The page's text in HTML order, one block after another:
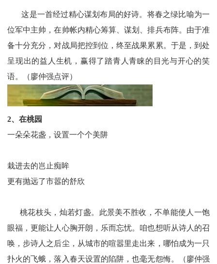
关
委
文
学
论
墨
香
文
这是一首经过精心谋划布局的好诗。将春之绿比喻为一
位军中主帅，在帅帐内精心筹算、谋划、排兵布阵。由于准
备十分充分，对战局把控到位，终至战果累累。于是，到处
呈现出的益人生机，赢得了踏青人青睐的目光与开心的笑
语。（廖仲强点评）
2、在桃园
一朵朵花盏，设置一个个美阱
栽进去的岂止痴眸
更有抛远了市嚣的舒欣
桃花枝头，灿若灯盏。此景美不胜收，不单能使人一饱
眼福，更能让人心胸开朗，乐而忘忧。咱也想听从诗人的召
唤，步诗人之后尘，从城市的喧嚣里走出来，哪怕成为一只
扑火的飞蛾，落入春天设置的陷阱，也毫无怨悔。（廖仲强